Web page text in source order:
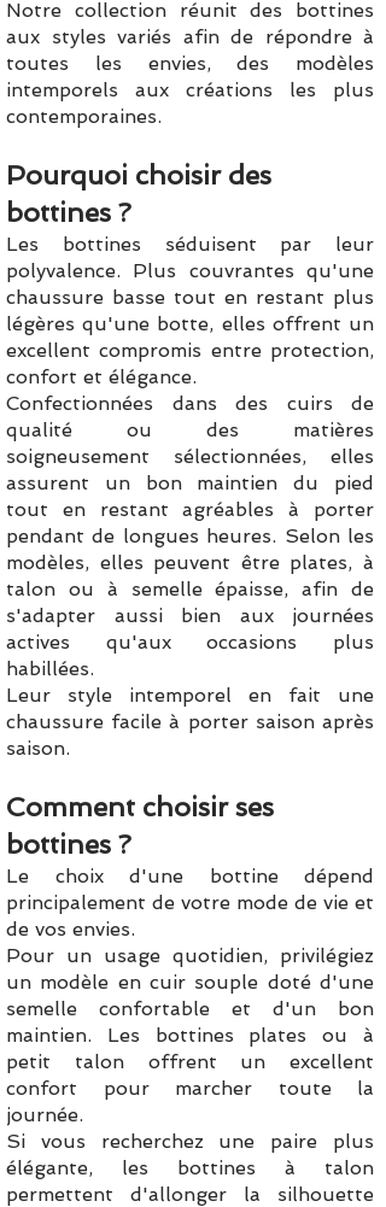
Notre collection réunit des bottines
aux styles variés afin de répondre à
toutes les envies, des modèles
intemporels aux créations les plus
contemporaines.
Pourquoi choisir des
bottines ?
Les bottines séduisent par leur
polyvalence. Plus couvrantes qu'une
chaussure basse tout en restant plus
légères qu'une botte, elles offrent un
excellent compromis entre protection,
confort et élégance.
Confectionnées dans des cuirs de
qualité ou des matières
soigneusement sélectionnées, elles
assurent un bon maintien du pied
tout en restant agréables à porter
pendant de longues heures. Selon les
modèles, elles peuvent être plates, à
talon ou à semelle épaisse, afin de
s'adapter aussi bien aux journées
actives qu'aux occasions plus
habillées.
Leur style intemporel en fait une
chaussure facile à porter saison après
saison.
Comment choisir ses
bottines ?
Le choix d'une bottine dépend
principalement de votre mode de vie et
de vos envies.
Pour un usage quotidien, privilégiez
un modèle en cuir souple doté d'une
semelle confortable et d'un bon
maintien. Les bottines plates ou à
petit talon offrent un excellent
confort pour marcher toute la
journée.
Si vous recherchez une paire plus
élégante, les bottines à talon
permettent d'allonger la silhouette